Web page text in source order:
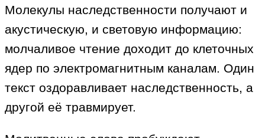
Молекулы наследственности получают и
акустическую, и световую информацию:
молчаливое чтение доходит до клеточных
ядер по электромагнитным каналам. Один
текст оздоравливает наследственность, а
другой её травмирует.